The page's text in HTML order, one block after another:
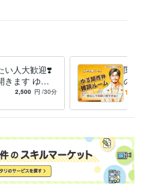
ど
思います
ゃってください
います
・COO 経験年数 : 25年
経験年数 : 22年
ネイリスト・美容家
経験年数 : 3
い人大歓迎❣️
きます ゆる
が…優し〜く
2,500 円 /30分
関西
の雑
談
よ〜